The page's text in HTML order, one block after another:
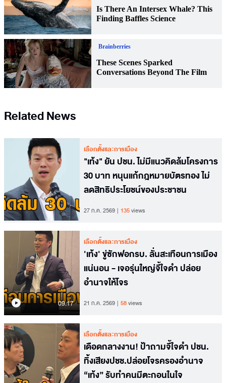
Related News
เลือกตั้งและการเมือง
"เท้ง" ยัน ปชน. ไม่มีแนวคิดล้มโครงการ
30 บาท หนุนแก้กฎหมายบัตรทอง ไม่
ลดสิทธิประโยชน์ของประชาชน
27 ก.ค. 2569 135views
09.17
เลือกตั้งและการเมือง
'เท้ง' ขู่ซักฟอกรบ. ลั่นสะเทือนการเมือง
แน่นอน - เจอรุ่นใหญ่จี้ใจดำ ปล่อย
อำนาจให้โจร
21 ก.ค. 2569 58views
เลือกตั้งและการเมือง
เดือดกลางงาน! ป้าถามจี้ใจดำ ปชน.
ทิ้งเสียงปชช.ปล่อยโจรครองอำนาจ
“เท้ง” รับทำคนมีตะกอนในใจ